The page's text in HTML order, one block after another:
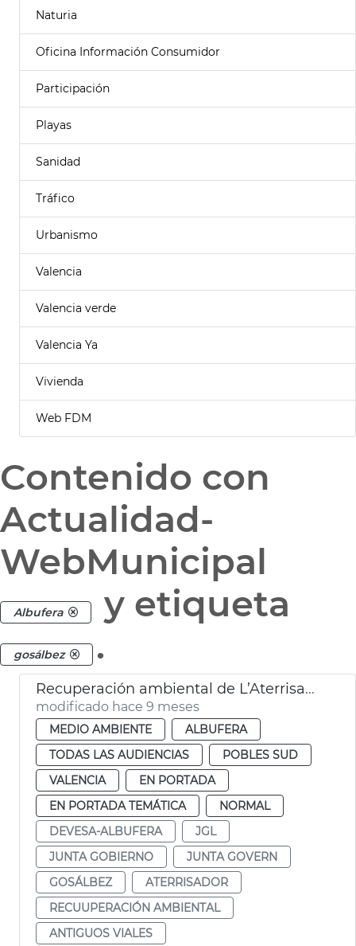
Naturia
Oficina Información Consumidor
Participación
Playas
Sanidad
Tráfico
Urbanismo
Valencia
Valencia verde
Valencia Ya
Vivienda
Web FDM
Contenido con
Actualidad-
WebMunicipal
Albufera y etiqueta
gosálbez .
Recuperación ambiental de L’Aterrisador Devesa
modificado hace 9 meses
MEDIO AMBIENTE
ALBUFERA
TODAS LAS AUDIENCIAS
POBLES SUD
VALENCIA
EN PORTADA
EN PORTADA TEMÁTICA
NORMAL
DEVESA-ALBUFERA
JGL
JUNTA GOBIERNO
JUNTA GOVERN
GOSÁLBEZ
ATERRISADOR
RECUUPERACIÓN AMBIENTAL
ANTIGUOS VIALES